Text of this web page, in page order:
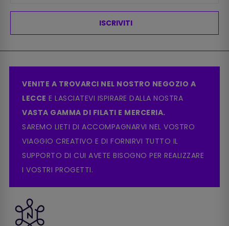
ISCRIVITI
VENITE A TROVARCI NEL NOSTRO NEGOZIO A
LECCE E LASCIATEVI ISPIRARE DALLA NOSTRA
VASTA GAMMA DI FILATI E MERCERIA.
SAREMO LIETI DI ACCOMPAGNARVI NEL VOSTRO
VIAGGIO CREATIVO E DI FORNIRVI TUTTO IL
SUPPORTO DI CUI AVETE BISOGNO PER REALIZZARE
I VOSTRI PROGETTI.